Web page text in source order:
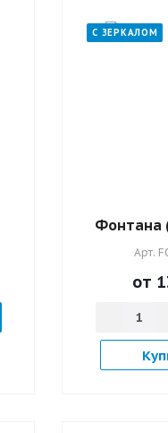
С ЗЕРКАЛОМ
Фонтана
Арт.
от